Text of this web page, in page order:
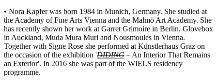
• Nora Kapfer was born 1984 in Munich, Germany. She studied at
the Academy of Fine Arts Vienna and the Malmö Art Academy. She
has recently shown her work at Garret Grimoire in Berlin, Glovebox
in Auckland, Muda Mura Muri and Nousmoules in Vienna.
Together with Signe Rose she performed at Künstlerhaus Graz on
the occasion of the exhibition 'DIDING – An Interior That Remains
an Exterior'. In 2016 she was part of the WIELS residency
programme.